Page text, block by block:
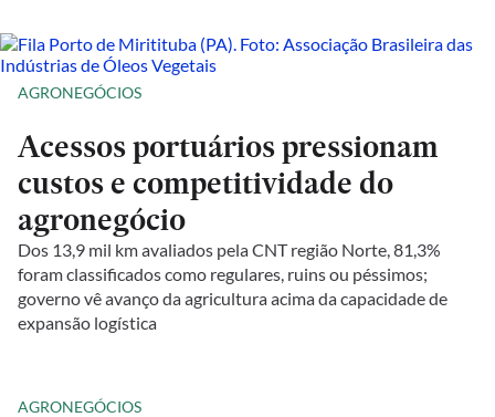
AGRONEGÓCIOS
Acessos portuários pressionam
custos e competitividade do
agronegócio
Dos 13,9 mil km avaliados pela CNT região Norte, 81,3%
foram classificados como regulares, ruins ou péssimos;
governo vê avanço da agricultura acima da capacidade de
expansão logística
AGRONEGÓCIOS